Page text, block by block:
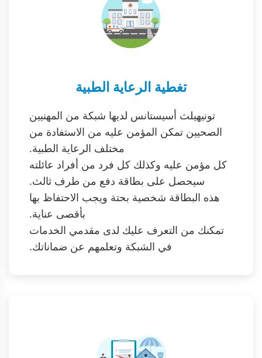
تغطية الرعاية الطبية
تونيهيلث أسيستانس لديها شبكة من المهنيين
الصحيين تمكن المؤمن عليه من الاستفادة من
مختلف الرعاية الطبية.
كل مؤمن عليه وكذلك كل فرد من أفراد عائلته
سيحصل على بطاقة دفع من طرف ثالث.
هذه البطاقة شخصية بحتة ويجب الاحتفاظ بها
بأقصى عناية.
تمكنك من التعرف عليك لدى مقدمي الخدمات
في الشبكة وتعلمهم عن ضماناتك.